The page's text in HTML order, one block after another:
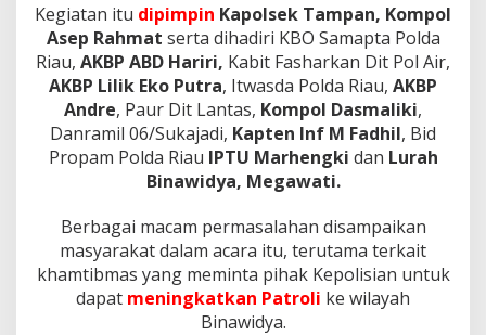
m
p
a
n
Kegiatan itu dipimpin Kapolsek Tampan, Kompol
Asep Rahmat serta dihadiri KBO Samapta Polda
Riau, AKBP ABD Hariri, Kabit Fasharkan Dit Pol Air,
AKBP Lilik Eko Putra, Itwasda Polda Riau, AKBP
Andre, Paur Dit Lantas, Kompol Dasmaliki,
Danramil 06/Sukajadi, Kapten Inf M Fadhil, Bid
Propam Polda Riau IPTU Marhengki dan Lurah
Binawidya, Megawati.
Berbagai macam permasalahan disampaikan
masyarakat dalam acara itu, terutama terkait
khamtibmas yang meminta pihak Kepolisian untuk
dapat meningkatkan Patroli ke wilayah
Binawidya.